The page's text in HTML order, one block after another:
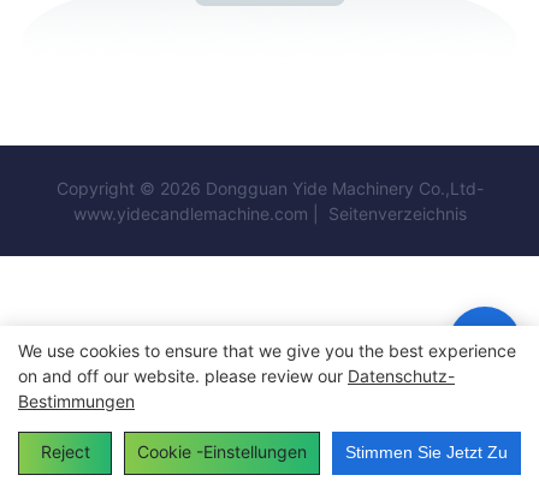
Copyright © 2026 Dongguan Yide Machinery Co.,Ltd-
www.yidecandlemachine.com |
Seitenverzeichnis
We use cookies to ensure that we give you the best experience
on and off our website. please review our Datenschutz-
Bestimmungen
Reject Cookie -Einstellungen Stimmen Sie Jetzt Zu